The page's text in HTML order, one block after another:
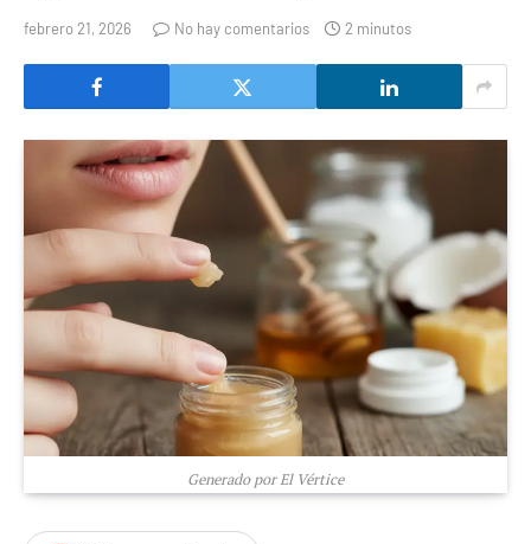
febrero 21, 2026 No hay comentarios 2 minutos
Generado por El Vértice